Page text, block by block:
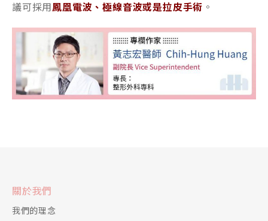
議可採用鳳凰電波、極線音波或是拉皮手術 。
關於我們
我們的理念